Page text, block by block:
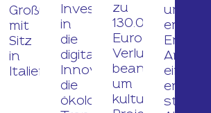
Großunternehmen
mit
Sitz
in
Italien.
Investitionen
in
die
digitale
Innovation,
die
ökologische
zu
130.000
Euro
Verlustbeitrag
beantragen,
um
kulturelle
und
eine